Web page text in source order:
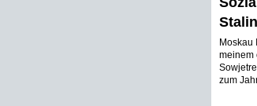
Stalin
Moskau
meinem
zum